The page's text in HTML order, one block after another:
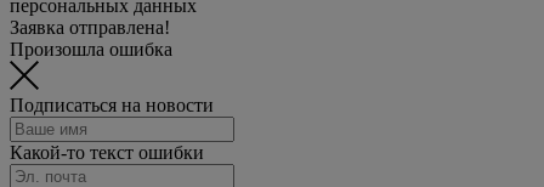
персональных данных
Заявка отправлена!
Произошла ошибка
Подписаться на новости
Какой-то текст ошибки